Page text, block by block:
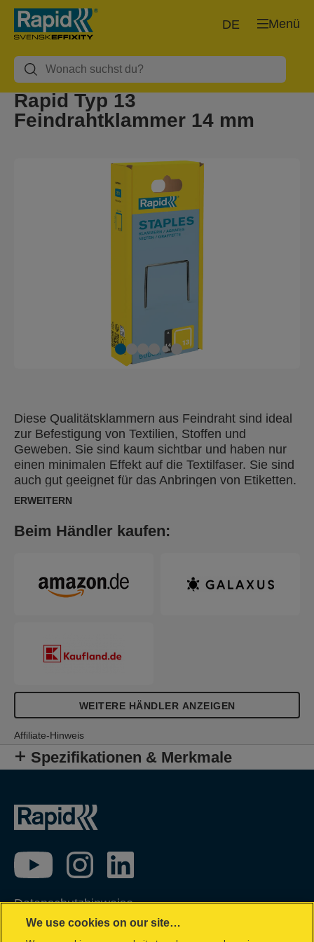
Menü
DE
Rapid Typ 13
Feindrahtklammer 14 mm
Diese Qualitätsklammern aus Feindraht sind ideal
zur Befestigung von Textilien, Stoffen und
Geweben. Sie sind kaum sichtbar und haben nur
einen minimalen Effekt auf die Textilfaser. Sie sind
auch gut geeignet für das Anbringen von Etiketten.
Hergestellt aus hochwertigem, galvanisiertem
Eintreiben.
ERWEITERN
Beim Händler kaufen:
WEITERE HÄNDLER ANZEIGEN
Affiliate-Hinweis
Spezifikationen & Merkmale
Datenschutzhinweise
Impressum
We use cookies on our site…